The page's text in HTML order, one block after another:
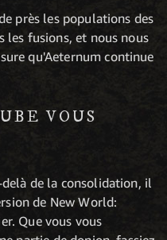
près les populations des
les fusions, et nous nous
qu'Aeternum continue
VOUS
de la consolidation, il
de New World:
Que vous vous